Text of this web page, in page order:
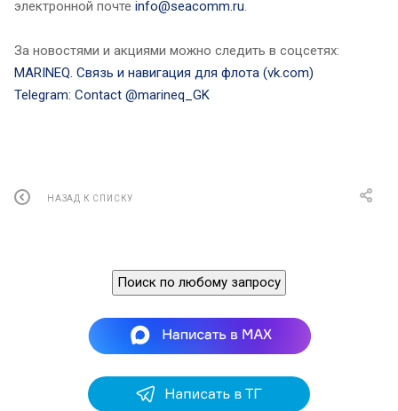
электронной почте info@seacomm.ru.
За новостями и акциями можно следить в соцсетях:
MARINEQ. Связь и навигация для флота (vk.com)
Telegram: Contact @marineq_GK
НАЗАД К СПИСКУ
Поиск по любому запросу